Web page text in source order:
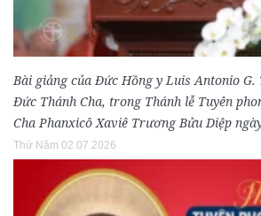
Bài giảng của Đức Hồng y Luis Antonio G.
Đức Thánh Cha, trong Thánh lễ Tuyên
Cha Phanxicô Xaviê Trương Bửu Diệp
Thứ Năm 02.07.2026